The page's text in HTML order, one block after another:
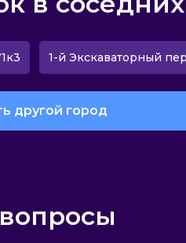
1-й Экскаваторный
другой город